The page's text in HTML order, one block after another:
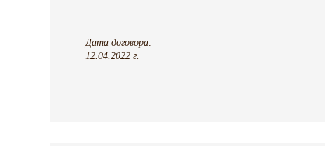
Дата договора:
12.04.2022 г.